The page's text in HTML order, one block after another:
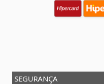
SEGURANÇA